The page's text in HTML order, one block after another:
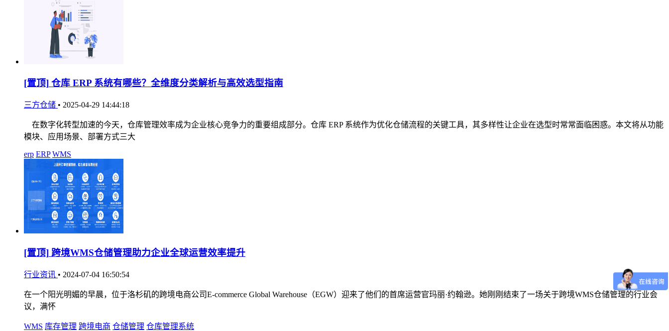
[置顶] 仓库 ERP 系统有哪些？全维度分类解析与高效选型指南
三方仓储 • 2025-04-29 14:44:18
在数字化转型加速的今天，仓库管理效率成为企业核心竞争力的重要组成部分。仓库 ERP 系统作为优化仓储流程的关键工具，其多样性让企业在选型时常常面临困惑。本文将从功能
模块、应用场景、部署方式三大
erp ERP WMS
[置顶] 跨境WMS仓储管理助力企业全球运营效率提升
行业资讯 • 2024-07-04 16:50:54
在一个阳光明媚的早晨，位于洛杉矶的跨境电商公司E-commerce Global Warehouse（EGW）迎来了他们的首席运营官玛丽·约翰逊。她刚刚结束了一场关于跨境WMS仓储管理的行业会
议，满怀
WMS 库存管理 跨境电商 仓储管理 仓库管理系统